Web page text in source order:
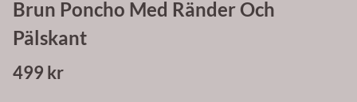
Brun Poncho Med Ränder Och
Pälskant
499 kr